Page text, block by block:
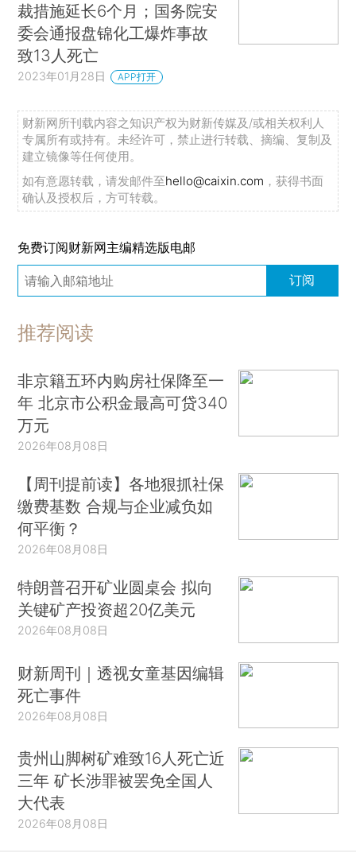
裁措施延长6个月；国务院安
委会通报盘锦化工爆炸事故
致13人死亡
2023年01月28日 APP打开
财新网所刊载内容之知识产权为财新传媒及/或相关权利人
专属所有或持有。未经许可，禁止进行转载、摘编、复制及
建立镜像等任何使用。
如有意愿转载，请发邮件至hello@caixin.com ，获得书面
确认及授权后，方可转载。
免费订阅财新网主编精选版电邮
订阅
推荐阅读
非京籍五环内购房社保降至一
年 北京市公积金最高可贷340
万元
2026年08月08日
【周刊提前读】各地狠抓社保
缴费基数 合规与企业减负如
何平衡？
2026年08月08日
特朗普召开矿业圆桌会 拟向
关键矿产投资超20亿美元
2026年08月08日
财新周刊｜透视女童基因编辑
死亡事件
2026年08月08日
贵州山脚树矿难致16人死亡近
三年 矿长涉罪被罢免全国人
大代表
2026年08月08日